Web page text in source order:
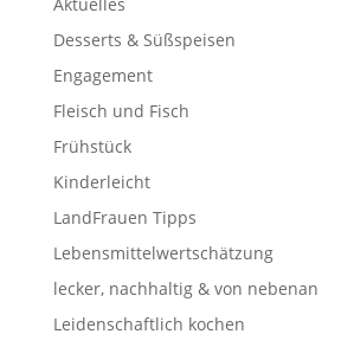
Desserts & Süßspeisen
Engagement
Fleisch und Fisch
Frühstück
Kinderleicht
LandFrauen Tipps
Lebensmittelwertschätzung
lecker, nachhaltig & von nebenan
Leidenschaftlich kochen